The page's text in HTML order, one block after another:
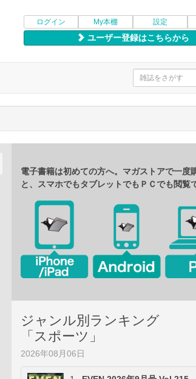
ログイン My本棚 設定
ユーザー登録はこちらから
電子書籍は初めての方へ。マガストアで一度
と、スマホでもタブレットでもＰＣでも閲覧
ジャンル別ランキング
「スポーツ」
2026年08月06日